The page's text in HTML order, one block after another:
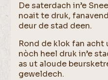
De saterdach in’e
noait te druk,
deur de stad deen.
Rond de klok fan acht
nòch heel druk in’e
as ut aloude
geweldech.